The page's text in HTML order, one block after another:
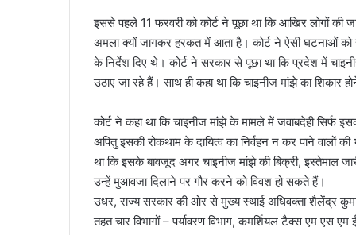
इससे पहले 11 फरवरी को कोर्ट ने पूछा था कि आखिर लोगों की
अमला क्यों जागकर हरकत में आता है। कोर्ट ने ऐसी घटनाओं को
के निर्देश दिए थे। कोर्ट ने सरकार से पूछा था कि प्रदेश में
उठाए जा रहे हैं। साथ ही कहा था कि चाइनीज मांझे का शिकार
कोर्ट ने कहा था कि चाइनीज मांझे के मामले में जवाबदेही सिर्फ
अपितु इसकी रोकथाम के दायित्व का निर्वहन न कर पाने वालों
था कि इसके बावजूद अगर चाइनीज मांझे की बिक्री, इस्तेमाल
उन्हें मुआवजा दिलाने पर गौर करने को विवश हो सकते हैं।
उधर, राज्य सरकार की ओर से मुख्य स्थाई अधिवक्ता शैलेंद्र
तहत चार विभागों – पर्यावरण विभाग, कमर्शियल टैक्स एम एस एम